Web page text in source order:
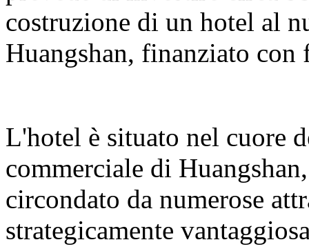
costruzione di un hotel al
Huangshan, finanziato
L'hotel è situato nel cuore
commerciale di
circondato da numerose
strategicamente